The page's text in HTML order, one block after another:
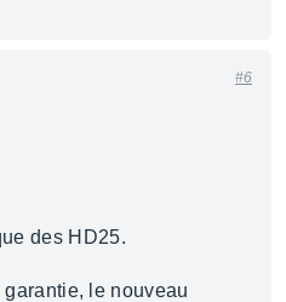
#6
des HD25.
le nouveau